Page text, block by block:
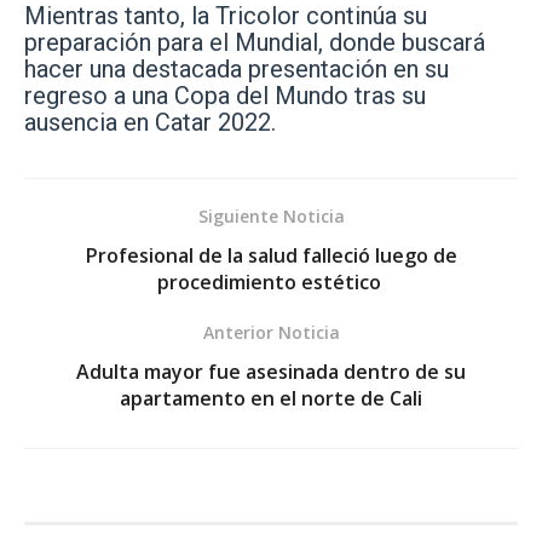
Mientras tanto, la Tricolor continúa su
preparación para el Mundial, donde buscará
hacer una destacada presentación en su
regreso a una Copa del Mundo tras su
ausencia en Catar 2022.
Siguiente Noticia
Profesional de la salud falleció luego de
procedimiento estético
Anterior Noticia
Adulta mayor fue asesinada dentro de su
apartamento en el norte de Cali